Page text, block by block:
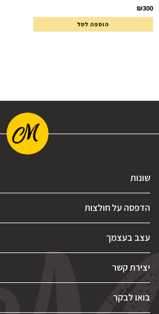
₪300
הוספה לסל
שונות
הדפסה על חולצות
עצב בעצמך
יצירת קשר
בואו לבקר